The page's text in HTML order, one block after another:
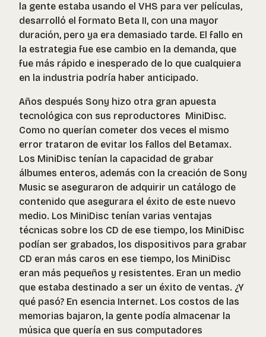
la gente estaba usando el VHS para ver películas,
desarrolló el formato Beta II, con una mayor
duración, pero ya era demasiado tarde. El fallo en
la estrategia fue ese cambio en la demanda, que
fue más rápido e inesperado de lo que cualquiera
en la industria podría haber anticipado.
Años después Sony hizo otra gran apuesta
tecnológica con sus reproductores MiniDisc.
Como no querían cometer dos veces el mismo
error trataron de evitar los fallos del Betamax.
Los MiniDisc tenían la capacidad de grabar
álbumes enteros, además con la creación de Sony
Music se aseguraron de adquirir un catálogo de
contenido que asegurara el éxito de este nuevo
medio. Los MiniDisc tenían varias ventajas
técnicas sobre los CD de ese tiempo, los MiniDisc
podían ser grabados, los dispositivos para grabar
CD eran más caros en ese tiempo, los MiniDisc
eran más pequeños y resistentes. Eran un medio
que estaba destinado a ser un éxito de ventas. ¿Y
qué pasó? En esencia Internet. Los costos de las
memorias bajaron, la gente podía almacenar la
música que quería en sus computadores